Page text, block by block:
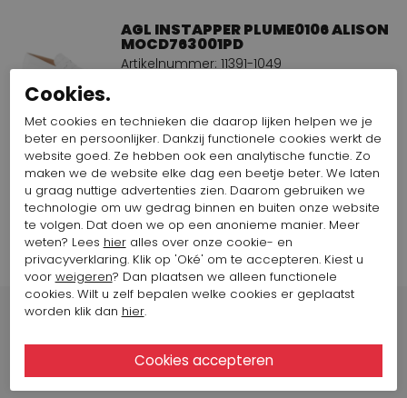
AGL INSTAPPER PLUME0106 ALISON
MOCD763001PD
Artikelnummer: 11391-1049
Bekijk alle looks van het merk ML Collections
Winkels
Cookies.
Met cookies en technieken die daarop lijken helpen we je
beter en persoonlijker. Dankzij functionele cookies werkt de
website goed. Ze hebben ook een analytische functie. Zo
maken we de website elke dag een beetje beter. We laten
u graag nuttige advertenties zien. Daarom gebruiken we
technologie om uw gedrag binnen en buiten onze website
te volgen. Dat doen we op een anonieme manier. Meer
weten? Lees hieralles over onze cookie- en
privacyverklaring. Klik op 'Oké' om te accepteren. Kiest u
voor weigeren? Dan plaatsen we alleen functionele
cookies. Wilt u zelf bepalen welke cookies er geplaatst
worden klik dan hier.